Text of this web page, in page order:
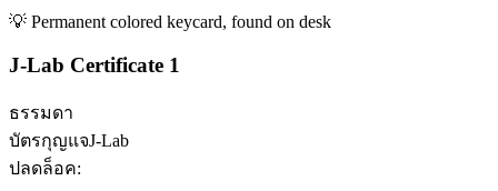
💡 Permanent colored keycard, found on desk
J-Lab Certificate 1
ธรรมดา
บัตรกุญแจJ-Lab
ปลดล็อค: